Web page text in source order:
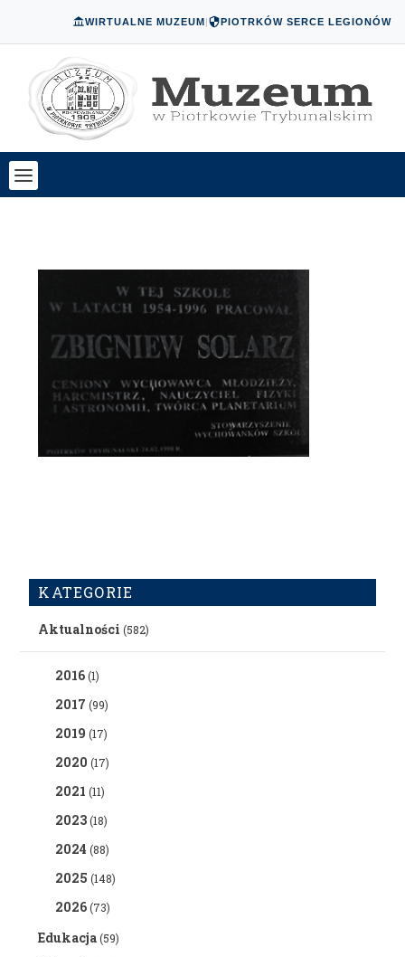
WIRTUALNE MUZEUM| PIOTRKÓW SERCE LEGIONÓW
KATEGORIE
Aktualności (582)
2016(1)
2017 (99)
2019 (17)
2020 (17)
2021 (11)
2023(18)
2024 (88)
2025 (148)
2026(73)
Edukacja(59)